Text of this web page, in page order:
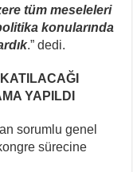
tüm meseleleri
konularında
.” dedi.
YAPILDI
sorumlu genel
sürecine